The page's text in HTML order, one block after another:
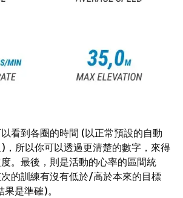
看到各圈的時間 (以正常預設的自動
，所以你可以透過更清楚的數字，來得
。最後，則是活動的心率的區間統
的訓練有沒有低於/高於本來的目標
是準確)。